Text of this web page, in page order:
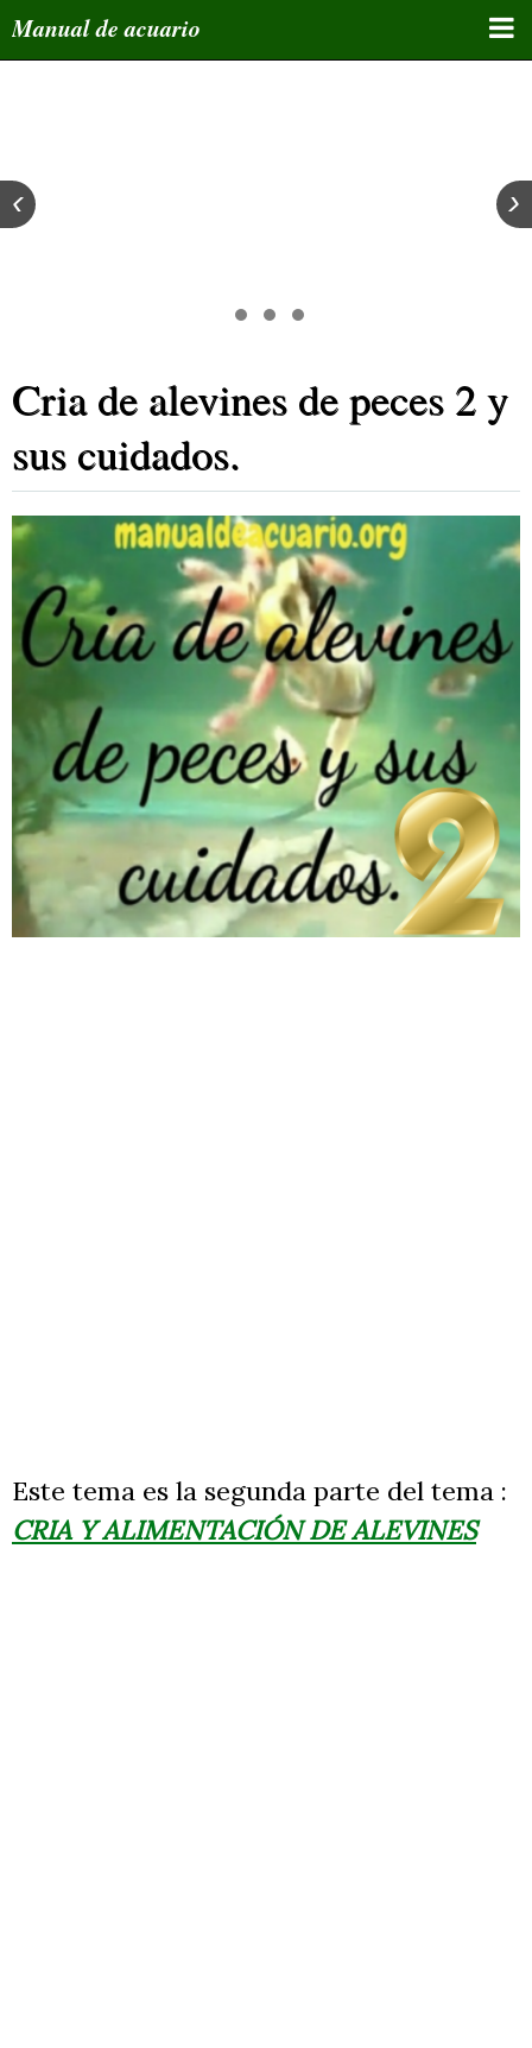
Manual de acuario
Manuales educativos
Inscribe tu email/Newsletter
Whatsapp de administrador y asesor
‹ ›
Cria de alevines de peces 2 y
sus cuidados.
Este tema es la segunda parte del tema :
CRIA Y ALIMENTACIÓN DE ALEVINES